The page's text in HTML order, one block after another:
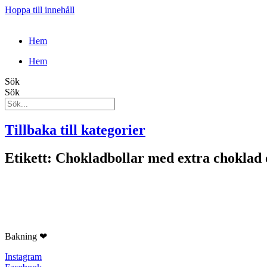
Hoppa till innehåll
Hem
Hem
Sök
Sök
Tillbaka till kategorier
Etikett: Chokladbollar med extra choklad
Bakning ❤
Instagram